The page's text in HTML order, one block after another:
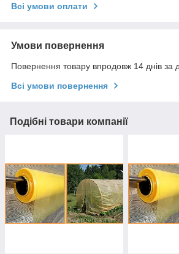
Всі умови оплати
Умови повернення
Повернення товару впродовж 14 днів за
Всі умови повернення
Подібні товари компанії